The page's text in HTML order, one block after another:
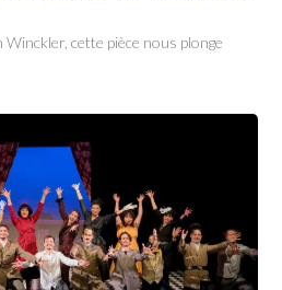
cette pièce nous plonge